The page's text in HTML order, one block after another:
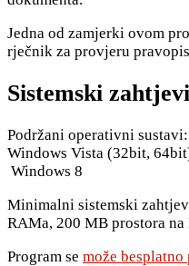
Jedna od zamjerki ovom
rječnik za provjeru
Sistemski zahtjevi
Podržani operativni
Windows Vista (32bit,
Windows 8
Minimalni sistemski
RAMa, 200 MB prostora na
Program se može